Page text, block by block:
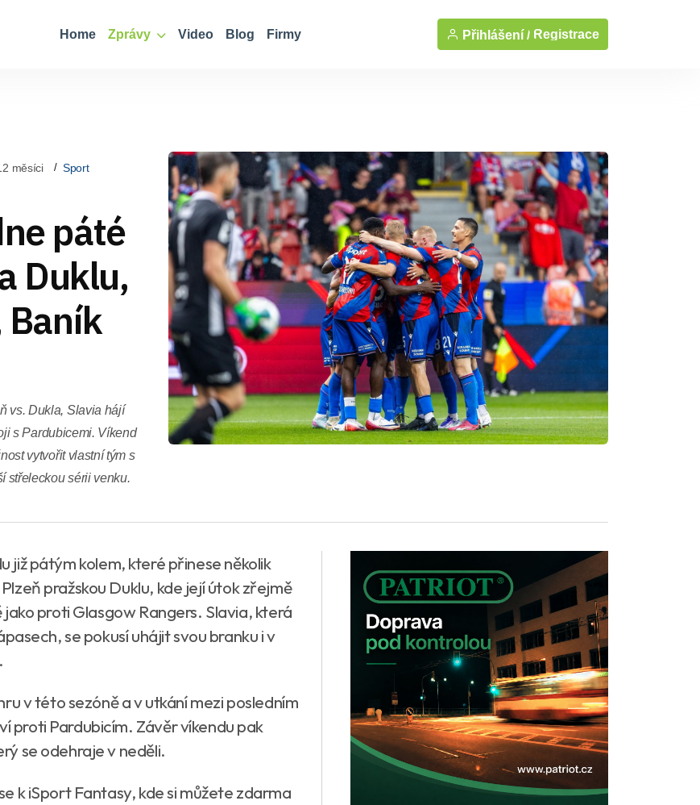
Home Zprávy Video Blog Firmy Přihlášení / Registrace
měsíci Sport
páté
Duklu,
Baník
vs. Dukla, Slavia hájí
s Pardubicemi. Víkend
vytvořit vlastní tým s
střeleckou sérii venku.
již pátým kolem, které přinese několik
pražskou Duklu, kde její útok zřejmě
proti Glasgow Rangers. Slavia, která
se pokusí uhájit svou branku i v
v této sezóně a v utkání mezi posledním
proti Pardubicím. Závěr víkendu pak
se odehraje v neděli.
k iSport Fantasy, kde si můžete zdarma